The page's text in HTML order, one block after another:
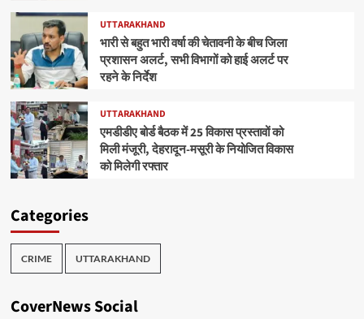
UTTARAKHAND
भारी से बहुत भारी वर्षा की चेतावनी के बीच जिला
प्रशासन अलर्ट, सभी विभागों को हाई अलर्ट पर
रहने के निर्देश
UTTARAKHAND
एमडीडीए बोर्ड बैठक में 25 विकास प्रस्तावों को
मिली मंजूरी, देहरादून-मसूरी के नियोजित विकास
को मिलेगी रफ्तार
Categories
CRIME UTTARAKHAND
CoverNews Social